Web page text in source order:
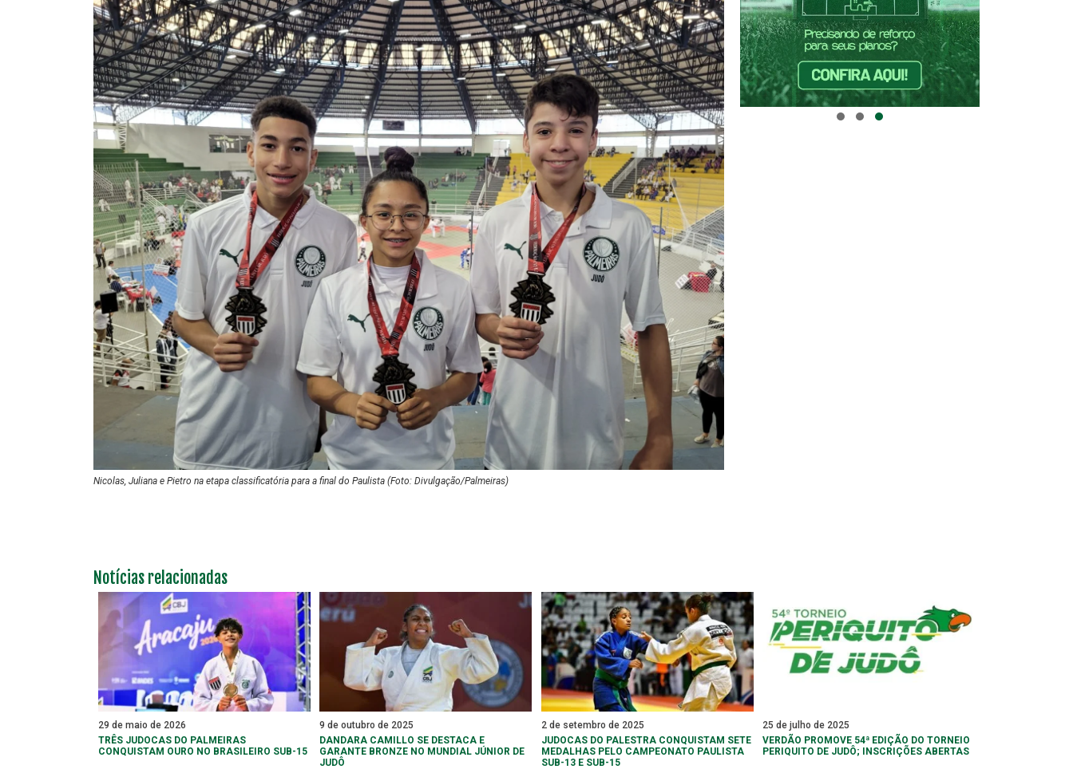
Nicolas, Juliana e Pietro na etapa classificatória para a final do Paulista (Foto: Divulgação/Palmeiras)
Notícias relacionadas
29 de maio de 2026
TRÊS JUDOCAS DO PALMEIRAS
CONQUISTAM OURO NO BRASILEIRO SUB-15
9 de outubro de 2025
DANDARA CAMILLO SE DESTACA E
GARANTE BRONZE NO MUNDIAL JÚNIOR DE
JUDÔ
2 de setembro de 2025
JUDOCAS DO PALESTRA CONQUISTAM SETE
MEDALHAS PELO CAMPEONATO PAULISTA
SUB-13 E SUB-15
25 de julho de 2025
VERDÃO PROMOVE 54ª EDIÇÃO DO TORNEIO
PERIQUITO DE JUDÔ; INSCRIÇÕES ABERTAS